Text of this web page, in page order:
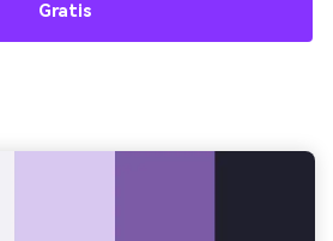
Gratis